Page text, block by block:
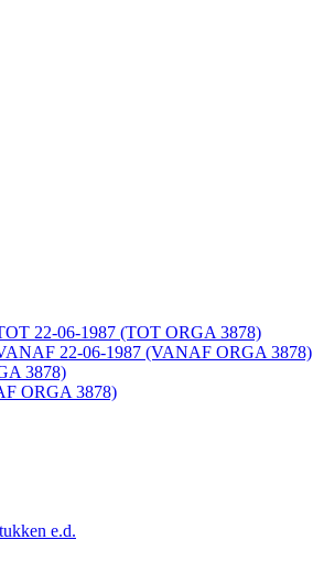
22-06-1987 (TOT ORGA 3878)
22-06-1987 (VANAF ORGA 3878)
3878)
ORGA 3878)
e.d.